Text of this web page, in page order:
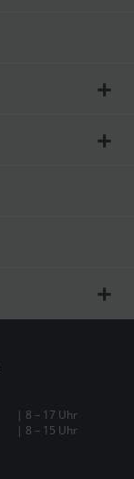
| 8 – 17 Uhr
| 8 – 15 Uhr